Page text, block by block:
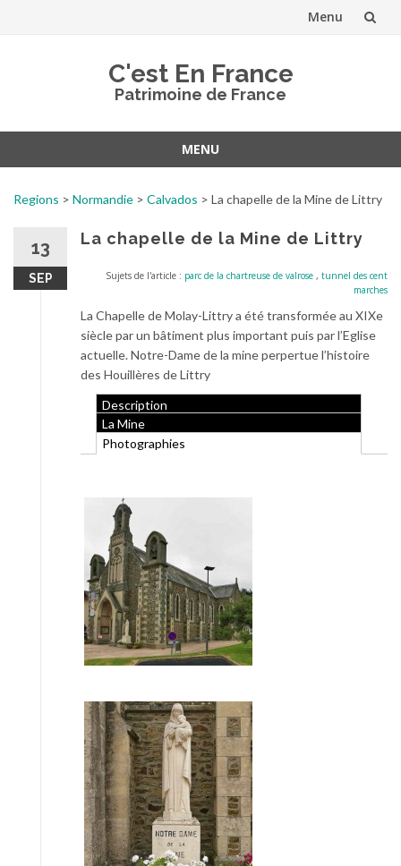
Menu
C'est En France
Patrimoine de France
MENU
Regions > Normandie > Calvados > La chapelle de la Mine de Littry
13
SEP
La chapelle de la Mine de Littry
Sujets de l'article : parc de la chartreuse de valrose , tunnel des cent
marches
La Chapelle de Molay-Littry a été transformée au XIXe
siècle par un bâtiment plus important puis par l’Eglise
actuelle. Notre-Dame de la mine perpertue l’histoire
des Houillères de Littry
Description
La Mine
Photographies